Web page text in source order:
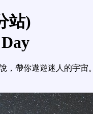
站)
，帶你遨遊迷人的宇宙。